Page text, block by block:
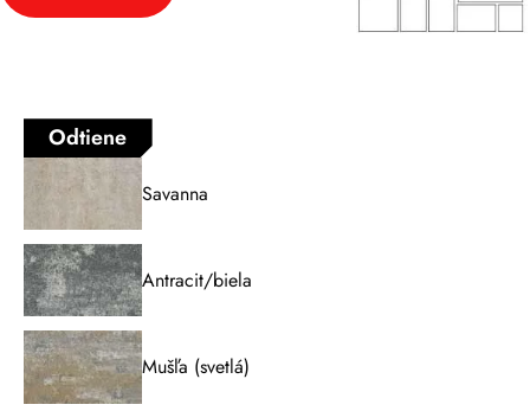
Odtiene
Savanna
Antracit/biela
Mušľa (svetlá)